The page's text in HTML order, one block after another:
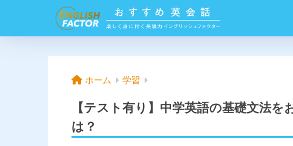
ホーム 学習
【テスト有り】中学英語の基礎文法を
は？